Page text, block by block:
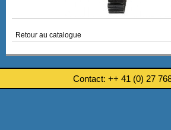
Retour au catalogue
Contact: ++ 41 (0) 27